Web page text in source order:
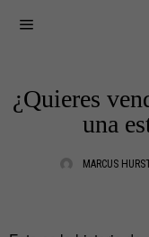
¿Quieres
una
MARCUS